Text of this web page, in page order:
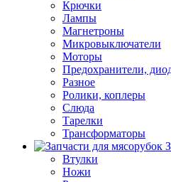
Крючки
Лампы
Магнетроны
Микровыключатели
Моторы
Предохранители,
Разное
Ролики, коплеры
Слюда
Тарелки
Трансформаторы
Втулки
Ножи